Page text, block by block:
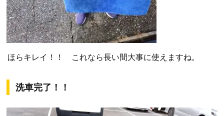
ほらキレイ！！ これなら長い間大事に使えますね。
洗車完了！！